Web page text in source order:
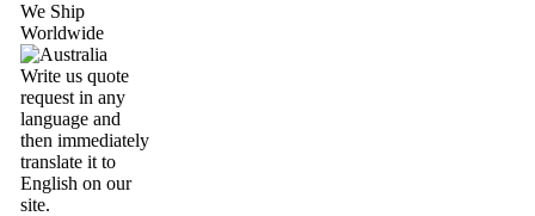
We Ship
Worldwide
Write us quote
request in any
language and
then immediately
translate it to
English on our
site.